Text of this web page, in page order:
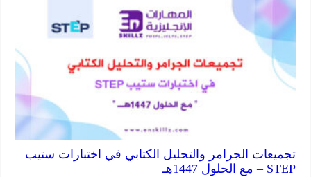
تجميعات الجرامر والتحليل الكتابي في اختبارات ستيب
STEP – مع الحلول 1447هـ